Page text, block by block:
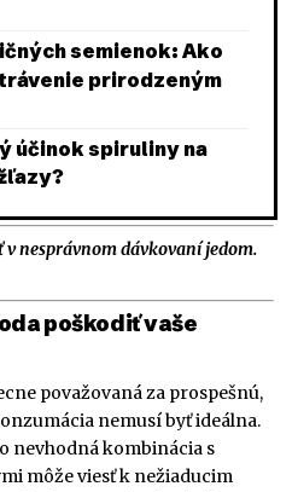
semienok: Ako
prirodzeným
účinok spiruliny na
nesprávnom dávkovaní jedom.
poškodiť vaše
považovaná za prospešnú,
nemusí byť ideálna.
nevhodná kombinácia s
môže viesť k nežiaducim